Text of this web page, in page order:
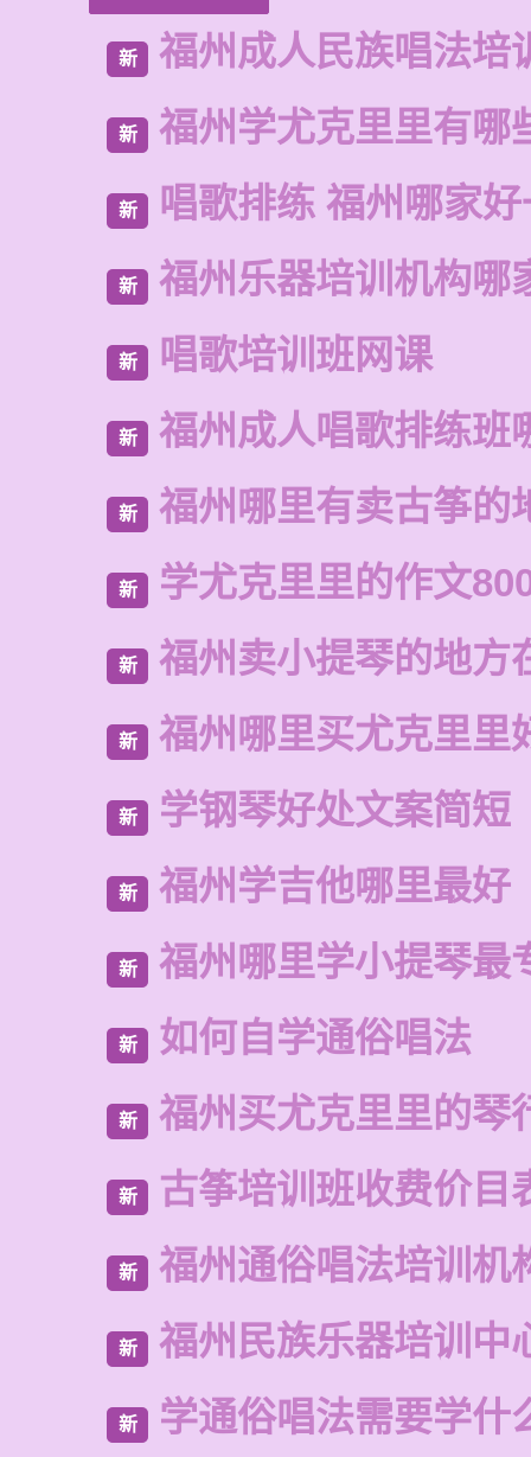
新 福州成人民族唱法培
新 福州学尤克里里有哪
新 唱歌排练 福州哪家
新 福州乐器培训机构哪
新 唱歌培训班网课
新 福州成人唱歌排练班
新 福州哪里有卖古筝的
新 学尤克里里的作文
新 福州卖小提琴的地方
新 福州哪里买尤克里里
新 学钢琴好处文案简短
新 福州学吉他哪里最好
新 福州哪里学小提琴最
新 如何自学通俗唱法
新 福州买尤克里里的琴
新 古筝培训班收费价目
新 福州通俗唱法培训机
新 福州民族乐器培训中
新 学通俗唱法需要学什